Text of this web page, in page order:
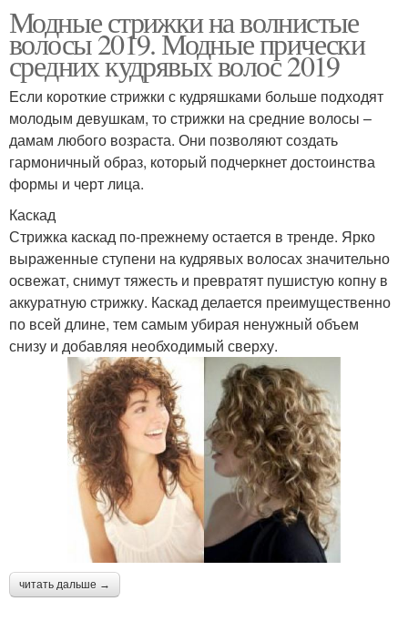
Модные стрижки на волнистые
волосы 2019. Модные прически
средних кудрявых волос 2019
Если короткие стрижки с кудряшками больше подходят
молодым девушкам, то стрижки на средние волосы –
дамам любого возраста. Они позволяют создать
гармоничный образ, который подчеркнет достоинства
формы и черт лица.
Каскад
Стрижка каскад по-прежнему остается в тренде. Ярко
выраженные ступени на кудрявых волосах значительно
освежат, снимут тяжесть и превратят пушистую копну в
аккуратную стрижку. Каскад делается преимущественно
по всей длине, тем самым убирая ненужный объем
снизу и добавляя необходимый сверху.
читать дальше →